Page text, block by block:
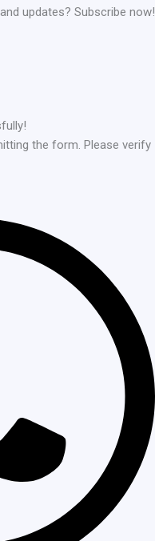
updates? Subscribe now!
the form. Please verify